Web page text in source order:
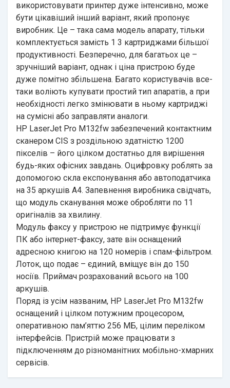
використовувати принтер дуже інтенсивно, може
бути цікавіший інший варіант, який пропонує
виробник. Це – така сама модель апарату, тільки
комплектується замість 1 3 картриджами більшої
продуктивності. Безперечно, для багатьох це –
зручніший варіант, однак і ціна пристрою буде
дуже помітно збільшена. Багато користувачів все-
таки воліють купувати простий тип апаратів, а при
необхідності легко змінювати в ньому картриджі
на сумісні або заправляти аналоги.
HP LaserJet Pro M132fw забезпечений контактним
сканером CIS з роздільною здатністю 1200
пікселів – його цілком достатньо для вирішення
будь-яких офісних завдань. Оцифровку роблять за
допомогою скла експонування або автоподатчика
на 35 аркушів А4. Запевнення виробника свідчать,
що модуль сканування може обробляти по 11
оригіналів за хвилину.
Модуль факсу у пристрою не підтримує функції
ПК або інтернет-факсу, зате він оснащений
адресною книгою на 120 номерів і спам-фільтром.
Лоток, що подає – єдиний, вміщує він до 150
носіїв. Приймач розрахований всього на 100
аркушів.
Поряд із усім названим, HP LaserJet Pro M132fw
оснащений і цілком потужним процесором,
оперативною пам’яттю 256 МБ, цілим переліком
інтерфейсів. Пристрій може працювати з
підключенням до різноманітних мобільно-хмарних
сервісів.